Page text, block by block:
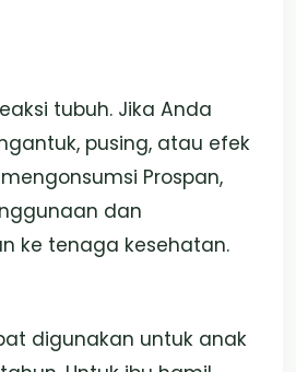
tubuh. Jika Anda
pusing, atau efek
Prospan,
dan
ke tenaga kesehatan.
digunakan untuk anak